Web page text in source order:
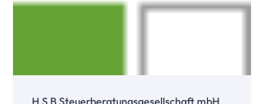
H S B Steuerberatungsgesellschaft mbH